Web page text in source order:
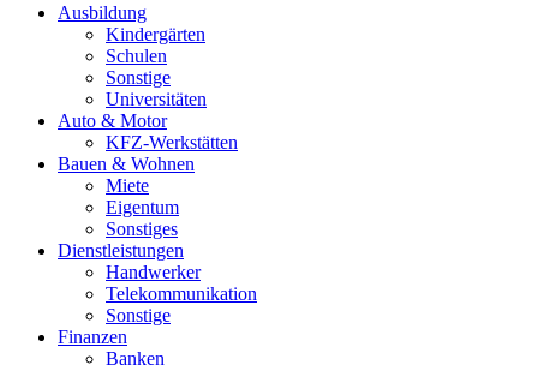
Ausbildung
Kindergärten
Schulen
Sonstige
Universitäten
Auto & Motor
KFZ-Werkstätten
Bauen & Wohnen
Miete
Eigentum
Sonstiges
Dienstleistungen
Handwerker
Telekommunikation
Sonstige
Finanzen
Banken